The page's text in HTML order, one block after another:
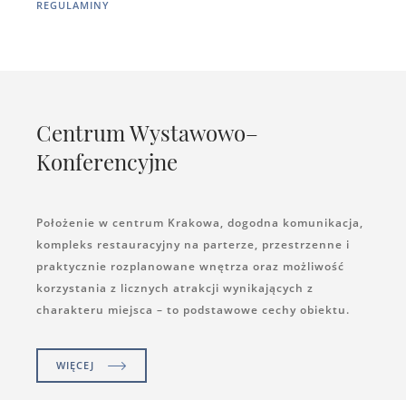
REGULAMINY
Centrum Wystawowo–
Konferencyjne
Położenie w centrum Krakowa, dogodna komunikacja,
kompleks restauracyjny na parterze, przestrzenne i
praktycznie rozplanowane wnętrza oraz możliwość
korzystania z licznych atrakcji wynikających z
charakteru miejsca – to podstawowe cechy obiektu.
WIĘCEJ